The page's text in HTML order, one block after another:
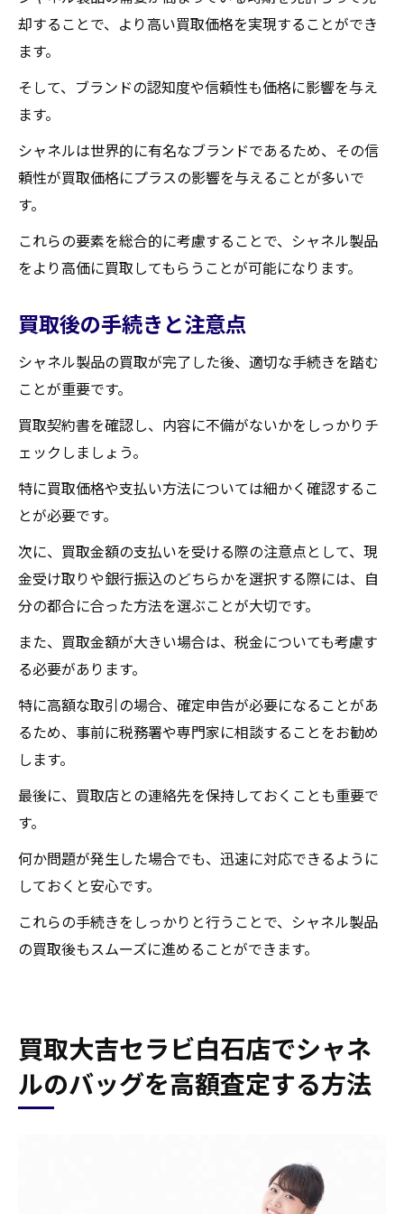
却することで、より高い買取価格を実現することができ
ます。
そして、ブランドの認知度や信頼性も価格に影響を与え
ます。
シャネルは世界的に有名なブランドであるため、その信
頼性が買取価格にプラスの影響を与えることが多いで
す。
これらの要素を総合的に考慮することで、シャネル製品
をより高価に買取してもらうことが可能になります。
買取後の手続きと注意点
シャネル製品の買取が完了した後、適切な手続きを踏む
ことが重要です。
買取契約書を確認し、内容に不備がないかをしっかりチ
ェックしましょう。
特に買取価格や支払い方法については細かく確認するこ
とが必要です。
次に、買取金額の支払いを受ける際の注意点として、現
金受け取りや銀行振込のどちらかを選択する際には、自
分の都合に合った方法を選ぶことが大切です。
また、買取金額が大きい場合は、税金についても考慮す
る必要があります。
特に高額な取引の場合、確定申告が必要になることがあ
るため、事前に税務署や専門家に相談することをお勧め
します。
最後に、買取店との連絡先を保持しておくことも重要で
す。
何か問題が発生した場合でも、迅速に対応できるように
しておくと安心です。
これらの手続きをしっかりと行うことで、シャネル製品
の買取後もスムーズに進めることができます。
買取大吉セラビ白石店でシャネ
ルのバッグを高額査定する方法